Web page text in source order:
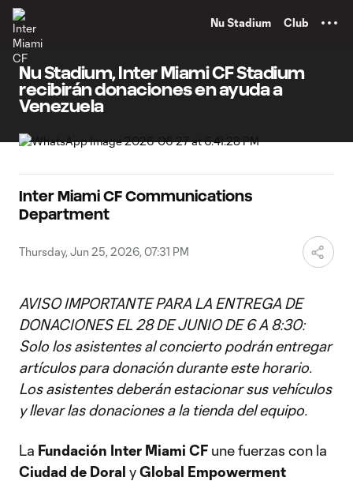
Nu Stadium Club
Nu Stadium, Inter Miami CF Stadium
recibirán donaciones en ayuda a
Venezuela
Inter Miami CF Communications
Department
Thursday, Jun 25, 2026, 07:31 PM
AVISO IMPORTANTE PARA LA ENTREGA DE
DONACIONES EL 28 DE JUNIO DE 6 A 8:30:
Solo los asistentes al concierto podrán entregar
artículos para donación durante este horario.
Los asistentes deberán estacionar sus vehículos
y llevar las donaciones a la tienda del equipo.
La Fundación Inter Miami CF une fuerzas con la
Ciudad de Doral yGlobal Empowerment